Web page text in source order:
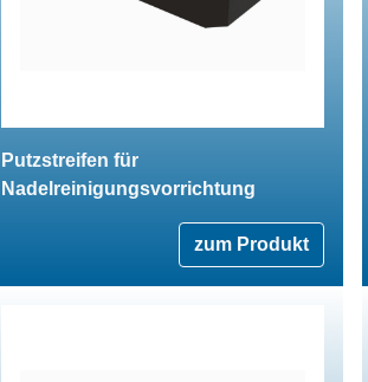
Putzstreifen für
Nadelreinigungsvorrichtung
zum Produkt